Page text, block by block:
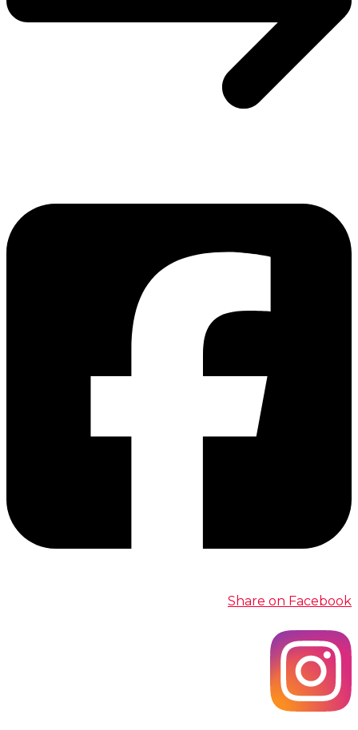
Share on Facebook